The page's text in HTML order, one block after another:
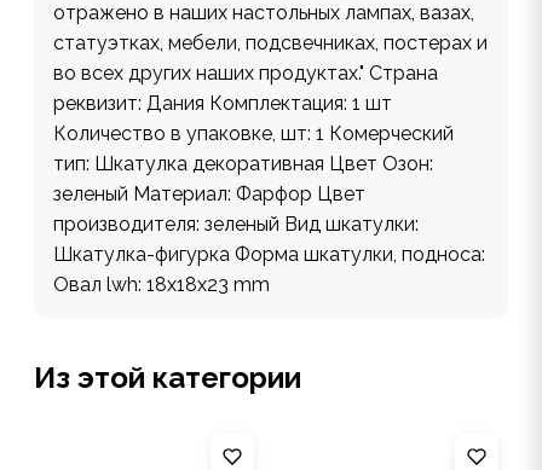
отражено в наших настольных лампах, вазах,
статуэтках, мебели, подсвечниках, постерах и
во всех других наших продуктах." Страна
реквизит: Дания Комплектация: 1 шт
Количество в упаковке, шт: 1 Комерческий
тип: Шкатулка декоративная Цвет Озон:
зеленый Материал: Фарфор Цвет
производителя: зеленый Вид шкатулки:
Шкатулка-фигурка Форма шкатулки, подноса:
Овал lwh: 18x18x23 mm
Из этой категории